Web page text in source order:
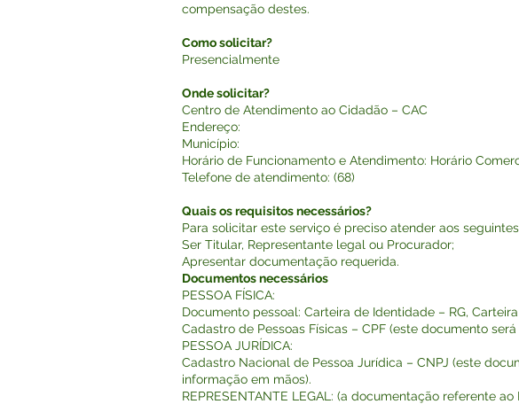
compensação destes.
Como solicitar?
Presencialmente
Onde solicitar?
Centro de Atendimento ao Cidadão – CAC
Endereço:
Município:
Horário de Funcionamento e Atendimento: Horário
Telefone de atendimento: (68)
Quais os requisitos necessários?
Para solicitar este serviço é preciso atender aos
Ser Titular, Representante legal ou Procurador;
Apresentar documentação requerida.
Documentos necessários
PESSOA FÍSICA:
Documento pessoal: Carteira de Identidade – RG,
Cadastro de Pessoas Físicas – CPF (este documento
PESSOA JURÍDICA:
Cadastro Nacional de Pessoa Jurídica – CNPJ (este
informação em mãos).
REPRESENTANTE LEGAL: (a documentação referente